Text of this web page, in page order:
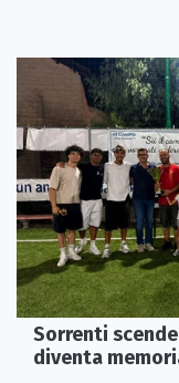
Sorrenti
diventa